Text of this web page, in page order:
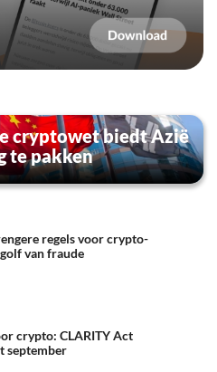
cryptowet biedt Azië
te pakken
regels voor crypto-
van fraude
crypto: CLARITY Act
september